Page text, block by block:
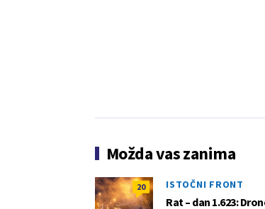
Možda vas zanima
20 ISTOČNI FRONT
Rat – dan 1.623: